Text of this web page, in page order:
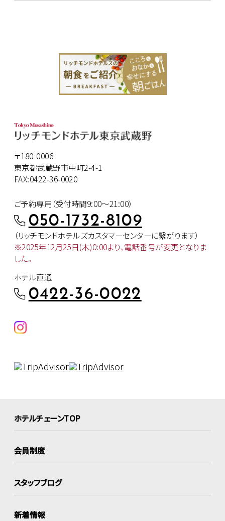
〒180-0006
東京都武蔵野市中町2-4-1
FAX:0422-36-0020
ご予約専用（受付時間9:00～21:00）
050-1732-8109
（リッチモンドホテルズカスタマーセンターに繋がります）
※2025年12月25日(木)0:00より、電話番号が変更となりま
した。
ホテル直通
0422-36-0022
ホテルチェーンTOP
会員制度
スタッフブログ
新着情報